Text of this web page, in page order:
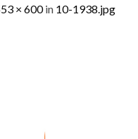
× 600in 10-1938.jpg